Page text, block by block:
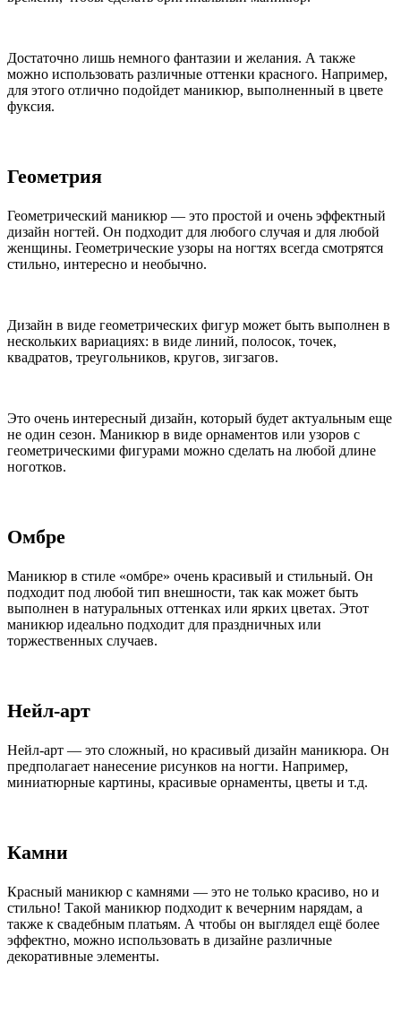
Достаточно лишь немного фантазии и желания. А также
можно использовать различные оттенки красного. Например,
для этого отлично подойдет маникюр, выполненный в цвете
фуксия.
Геометрия
Геометрический маникюр — это простой и очень эффектный
дизайн ногтей. Он подходит для любого случая и для любой
женщины. Геометрические узоры на ногтях всегда смотрятся
стильно, интересно и необычно.
Дизайн в виде геометрических фигур может быть выполнен в
нескольких вариациях: в виде линий, полосок, точек,
квадратов, треугольников, кругов, зигзагов.
Это очень интересный дизайн, который будет актуальным еще
не один сезон. Маникюр в виде орнаментов или узоров с
геометрическими фигурами можно сделать на любой длине
ноготков.
Омбре
Маникюр в стиле «омбре» очень красивый и стильный. Он
подходит под любой тип внешности, так как может быть
выполнен в натуральных оттенках или ярких цветах. Этот
маникюр идеально подходит для праздничных или
торжественных случаев.
Нейл-арт
Нейл-арт — это сложный, но красивый дизайн маникюра. Он
предполагает нанесение рисунков на ногти. Например,
миниатюрные картины, красивые орнаменты, цветы и т.д.
Камни
Красный маникюр с камнями — это не только красиво, но и
стильно! Такой маникюр подходит к вечерним нарядам, а
также к свадебным платьям. А чтобы он выглядел ещё более
эффектно, можно использовать в дизайне различные
декоративные элементы.